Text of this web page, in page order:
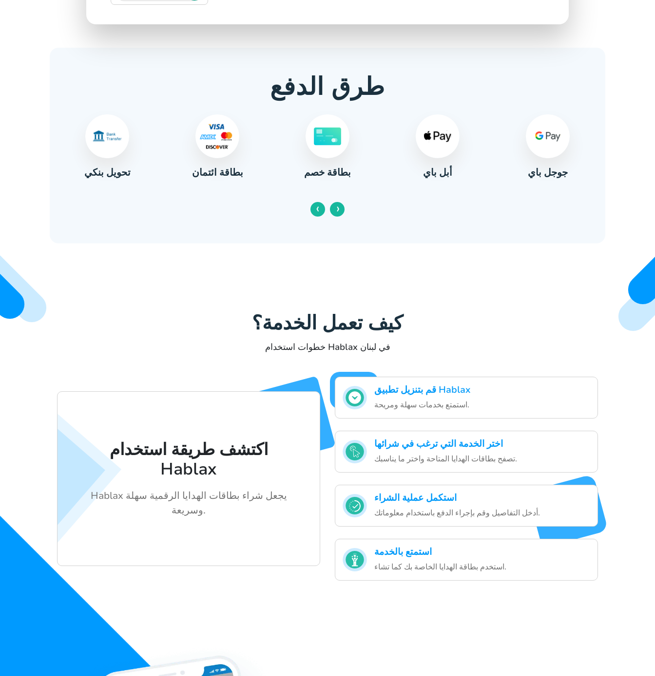
طرق الدفع
تحويل بنكي بطاقة ائتمان بطاقة خصم أبل باي جوجل باي
‹ ›
كيف تعمل الخدمة؟
خطوات استخدام Hablax في لبنان
قم بتنزيل تطبيق Hablax
استمتع بخدمات سهلة ومريحة.
اختر الخدمة التي ترغب في شرائها
تصفح بطاقات الهدايا المتاحة واختر ما يناسبك.
استكمل عملية الشراء
أدخل التفاصيل وقم بإجراء الدفع باستخدام معلوماتك.
استمتع بالخدمة
استخدم بطاقة الهدايا الخاصة بك كما تشاء.
اكتشف طريقة استخدام
Hablax
Hablax يجعل شراء بطاقات الهدايا الرقمية سهلة
وسريعة.